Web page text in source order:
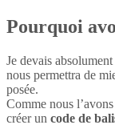
Pourquoi
Je devais
nous permettra de
posée.
Comme nous
créer un code de